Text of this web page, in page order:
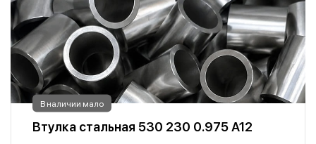
В наличии мало
Втулка стальная 530 230 0.975 А12